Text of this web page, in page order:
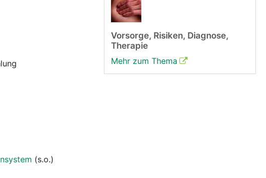
(s.o.)
Vorsorge, Risiken, Diagnose,
Therapie
Mehr zum Thema